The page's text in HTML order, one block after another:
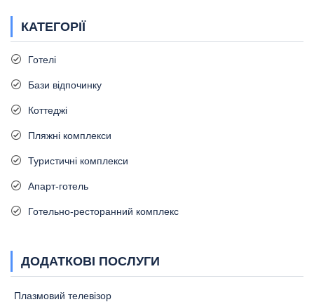
КАТЕГОРІЇ
Готелі
Бази відпочинку
Коттеджі
Пляжні комплекси
Туристичні комплекси
Апарт-готель
Готельно-ресторанний комплекс
ДОДАТКОВІ ПОСЛУГИ
Плазмовий телевізор